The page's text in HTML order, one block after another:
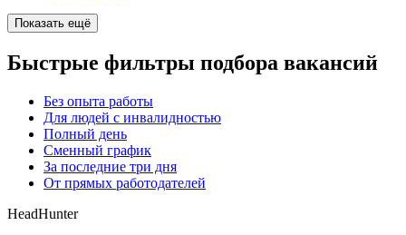
Показать ещё
Быстрые фильтры подбора вакансий
Без опыта работы
Для людей с инвалидностью
Полный день
Сменный график
За последние три дня
От прямых работодателей
HeadHunter